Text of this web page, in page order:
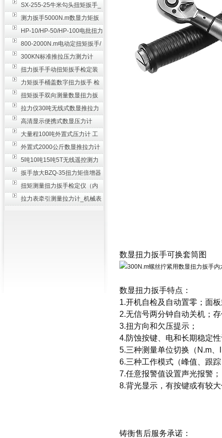
SX-255-25牛米勾头扭矩扳手_
螺栓紧固扭力扳手
测力扳手5000N.m数显力矩扳
手 非标扭力扳手工业级
HP-10/HP-50/HP-100电批扭力
测试仪,测量仪
800-2000N.m电动定扭矩扳手/
扭矩电动扳手
300KN标准推拉压力测力计
_0.3级数显压力仪
扭力扳手手动扭矩扳手检定装
置 50-100N扳手测量仪器
力矩扳手桶盖数字扭力扳手 检
测瓶盖拧紧扭矩工具
扭矩扳手双向测量数显扭力扳
手 2000N,m力矩扳手价格
拉力仪30吨无线式数显推拉力
计 数字显示测力计80T
高清显示便携式数显压力计
300N500n_手持电子测力计
大量程100吨外置式压力计 工
业用数显测力计价格
外置式2000公斤数显推拉力计
_数字拉力压力测试仪
5吨10吨15吨5T无线遥控测力
计_带遥控电子拉力计数显式
扳手放大BZQ-35扭力矩倍增器
_3500牛米扭力倍力器仪
扭矩测量扭力扳手检定仪（内
置打印） 扭矩检验仪器
拉力表牵引测量拉力计_机械表
数显扭力扳手可换套筒图
数显扭力扳手特点：
1.开机自检及自动置零；面
2.无信号两分钟自动关机；
3.扭方向和欠压提示；
4.防蚀按键、电和长期稳定
5.三种测量单位切换（N.m、
6.三种工作模式（峰值、跟
7.任意报警值设置声光报警；
8.背光显示，有按键或有较
铸衡售后服务承诺：